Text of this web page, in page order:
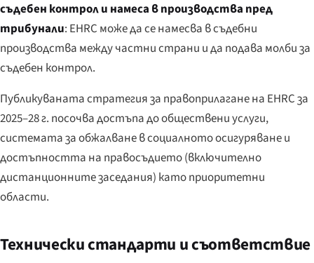
съдебен контрол и намеса в производства пред
трибунали: EHRC може да се намесва в съдебни
производства между частни страни и да подава молби за
съдебен контрол.
Публикуваната стратегия за правоприлагане на EHRC за
2025–28 г. посочва достъпа до обществени услуги,
системата за обжалване в социалното осигуряване и
достъпността на правосъдието (включително
дистанционните заседания) като приоритетни
области.
Технически стандарти и съответствие